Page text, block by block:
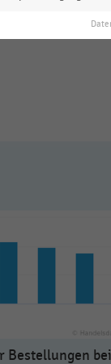
Bestellungen